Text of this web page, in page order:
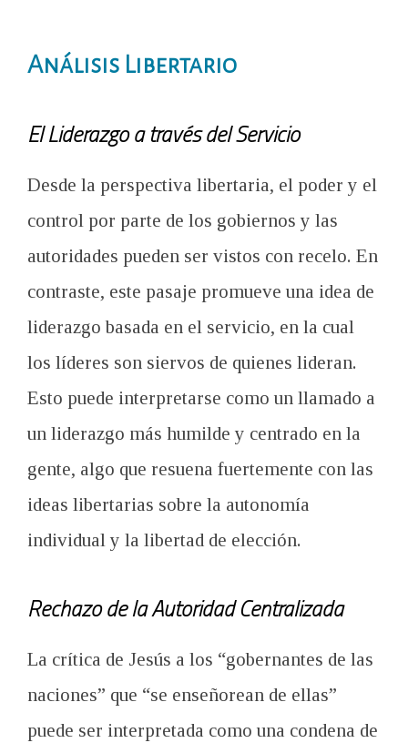
Análisis Libertario
El Liderazgo a través del Servicio
Desde la perspectiva libertaria, el poder y el
control por parte de los gobiernos y las
autoridades pueden ser vistos con recelo. En
contraste, este pasaje promueve una idea de
liderazgo basada en el servicio, en la cual
los líderes son siervos de quienes lideran.
Esto puede interpretarse como un llamado a
un liderazgo más humilde y centrado en la
gente, algo que resuena fuertemente con las
ideas libertarias sobre la autonomía
individual y la libertad de elección.
Rechazo de la Autoridad Centralizada
La crítica de Jesús a los “gobernantes de las
naciones” que “se enseñorean de ellas”
puede ser interpretada como una condena de